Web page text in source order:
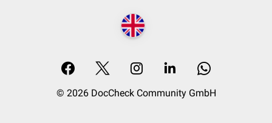
© 2026 DocCheck Community GmbH